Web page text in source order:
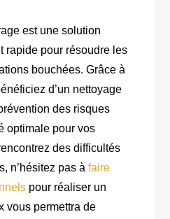
est une solution
rapide pour résoudre les
bouchées. Grâce à
d’un nettoyage
des risques
optimale pour vos
des difficultés
n’hésitez pas à faire
pour réaliser un
vous permettra de